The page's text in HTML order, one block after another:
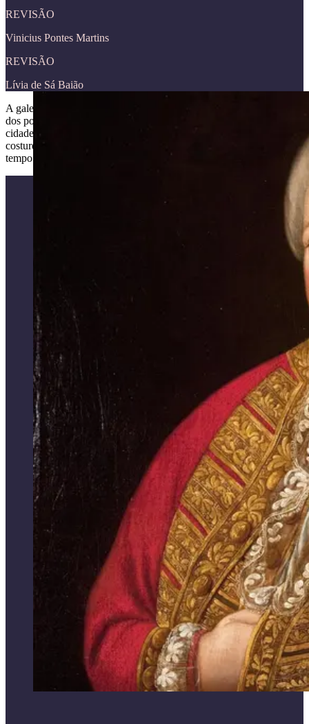
REVISÃO
Vinicius Pontes Martins
REVISÃO
Lívia de Sá Baião
A galeria investiga o universo da indumentária no Rio de Janeiro —
dos povos originários que habitavam o território onde hoje é a
cidade, e da tensão entre o nu e o vestido, até as modistas,
costureiras e estilistas que marcaram a moda carioca ao longo do
tempo.